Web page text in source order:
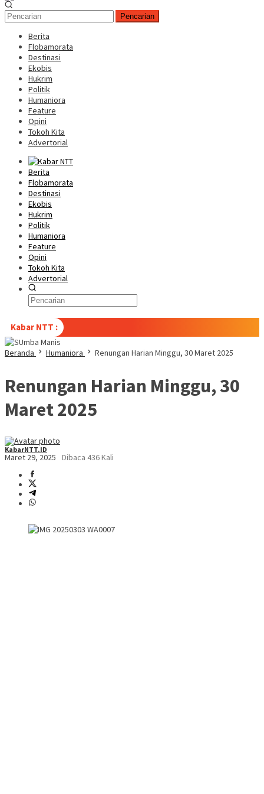
Pencarian
Berita
Flobamorata
Destinasi
Ekobis
Hukrim
Politik
Humaniora
Feature
Opini
Tokoh Kita
Advertorial
Berita
Flobamorata
Destinasi
Ekobis
Hukrim
Politik
Humaniora
Feature
Opini
Tokoh Kita
Advertorial
Kabar NTT :
Beranda Humaniora Renungan Harian Minggu, 30 Maret 2025
Renungan Harian Minggu, 30
Maret 2025
KabarNTT.ID
Maret 29, 2025 Dibaca 436 Kali